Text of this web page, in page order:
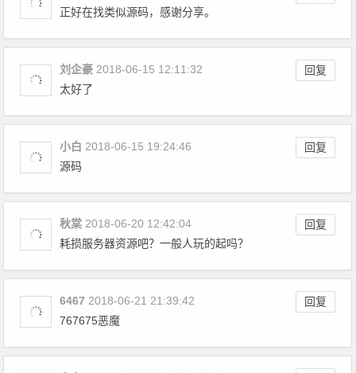
正好在找类似源码，感谢分享。
刘企豪 回复
2018-06-15 12:11:32
太好了
小白 回复
2018-06-15 19:24:46
源码
秋棠 回复
2018-06-20 12:42:04
耗损服务器资源吧？一般人玩的起吗？
6467 回复
2018-06-21 21:39:42
767675恶魔